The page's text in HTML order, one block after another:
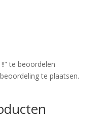
te beoordelen
te plaatsen.